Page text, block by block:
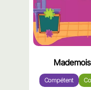
Compétent